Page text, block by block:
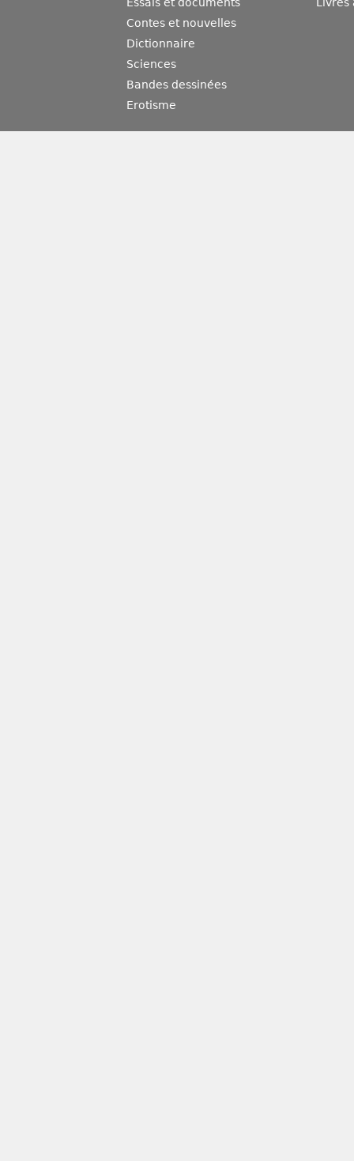
Essais et documents
Contes et nouvelles
Dictionnaire
Sciences
Bandes dessinées
Erotisme
Livres